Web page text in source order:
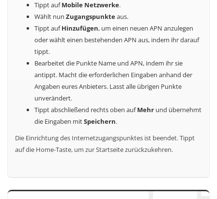
Tippt aufMobile Netzwerke.
Wählt nun Zugangspunkteaus.
Tippt aufHinzufügen, um einen neuen APN anzulegen
oder wählt einen bestehenden APN aus, indem ihr darauf
tippt.
Bearbeitet die Punkte Name und APN, indem ihr sie
antippt. Macht die erforderlichen Eingaben anhand der
Angaben eures Anbieters. Lasst alle übrigen Punkte
unverändert.
Tippt abschließend rechts oben aufMehr und übernehmt
die Eingaben mitSpeichern.
Die Einrichtung des Internetzugangspunktes ist beendet. Tippt
auf die Home-Taste, um zur Startseite zurückzukehren.